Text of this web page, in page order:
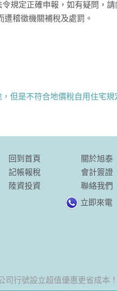
規定正確申報，如有疑問，請
稽徵機關補稅及處罰。
但是不符合地價稅自用住宅規
回到首頁 關於旭泰
記帳報稅
會計簽證
陸資投資
聯絡我們
立即來電
設立超值優惠更省成本